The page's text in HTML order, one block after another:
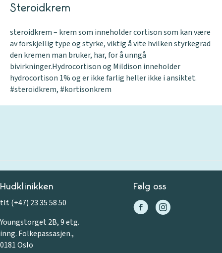
Steroidkrem
steroidkrem – krem som inneholder cortison som kan være
av forskjellig type og styrke, viktig å vite hvilken styrkegrad
den kremen man bruker, har, for å unngå
bivirkninger.Hydrocortison og Mildison inneholder
hydrocortison 1% og er ikke farlig heller ikke i ansiktet.
#steroidkrem, #kortisonkrem
Hudklinikken
tlf. (+47) 23 35 58 50
Youngstorget 2B, 9 etg.
inng. Folkepassasjen.,
0181 Oslo
Følg oss